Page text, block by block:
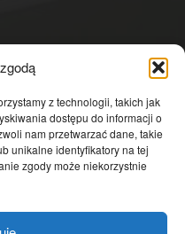
z technologii, takich jak
dostępu do informacji o
nam przetwarzać dane, takie
unikalne identyfikatory na tej
zgody może niekorzystnie
4601
4363
3639
2823